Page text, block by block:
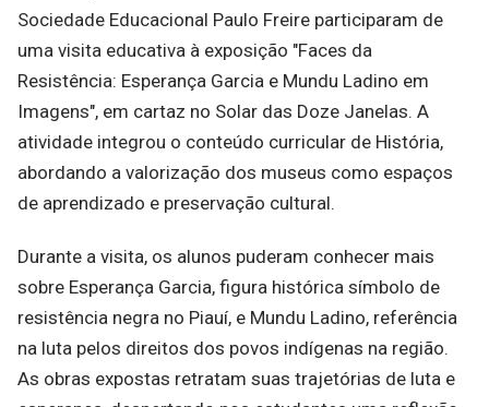
Sociedade Educacional Paulo Freire participaram de
uma visita educativa à exposição "Faces da
Resistência: Esperança Garcia e Mundu Ladino em
Imagens", em cartaz no Solar das Doze Janelas. A
atividade integrou o conteúdo curricular de História,
abordando a valorização dos museus como espaços
de aprendizado e preservação cultural.
Durante a visita, os alunos puderam conhecer mais
sobre Esperança Garcia, figura histórica símbolo de
resistência negra no Piauí, e Mundu Ladino, referência
na luta pelos direitos dos povos indígenas na região.
As obras expostas retratam suas trajetórias de luta e